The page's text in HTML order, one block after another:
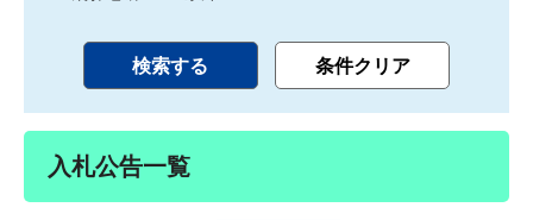
入札公告一覧